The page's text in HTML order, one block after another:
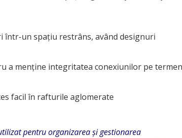
într-un spațiu restrâns, având designuri
a menține integritatea conexiunilor pe termen
facil în rafturile aglomerate
pentru organizarea și gestionarea